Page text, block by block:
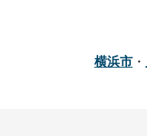
横浜市 ・